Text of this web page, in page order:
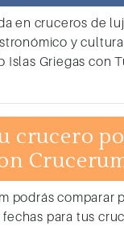
en cruceros de
y
Islas Griegas con
crucero
podrás comparar
fechas para tus